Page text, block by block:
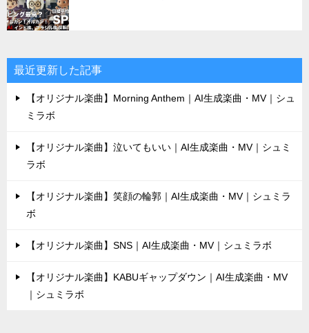
最近更新した記事
【オリジナル楽曲】Morning Anthem｜AI生成楽曲・MV｜シュ
ミラボ
【オリジナル楽曲】泣いてもいい｜AI生成楽曲・MV｜シュミ
ラボ
【オリジナル楽曲】笑顔の輪郭｜AI生成楽曲・MV｜シュミラ
ボ
【オリジナル楽曲】SNS｜AI生成楽曲・MV｜シュミラボ
【オリジナル楽曲】KABUギャップダウン｜AI生成楽曲・MV
｜シュミラボ